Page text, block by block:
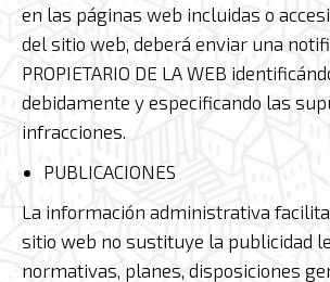
en las páginas web incluidas o
del sitio web, deberá enviar una
PROPIETARIO DE LA WEB
debidamente y especificando las
infracciones.
PUBLICACIONES
La información administrativa
sitio web no sustituye la publicidad
normativas, planes, disposiciones